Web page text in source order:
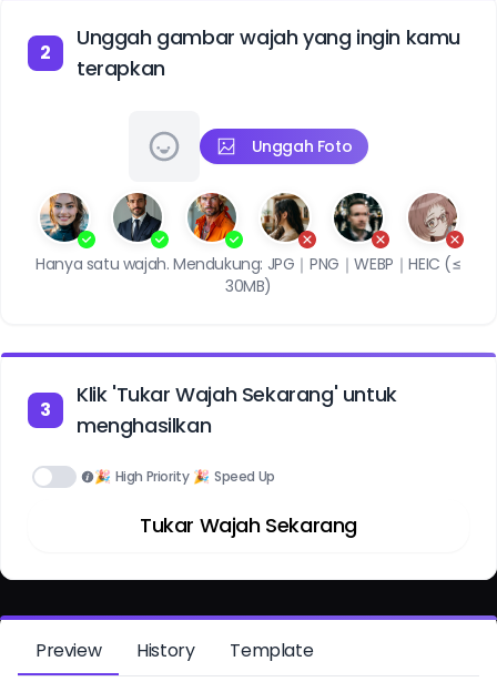
2
Unggah gambar wajah yang ingin kamu
terapkan
Unggah Foto
Hanya satu wajah. Mendukung: JPG｜PNG｜WEBP｜HEIC (≤
30MB)
3
Klik 'Tukar Wajah Sekarang' untuk
menghasilkan
🎉 High Priority 🎉 Speed Up
Tukar Wajah Sekarang
Preview History Template